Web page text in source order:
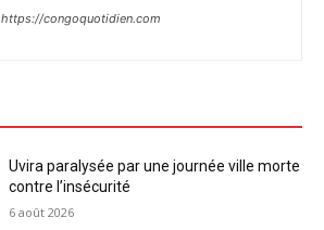
https://congoquotidien.com
Uvira paralysée par une journée ville morte
contre l’insécurité
6 août 2026